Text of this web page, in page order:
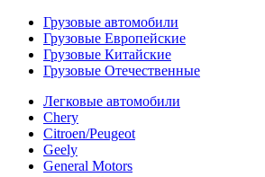
Грузовые автомобили
Грузовые Европейские
Грузовые Китайские
Грузовые Отечественные
Легковые автомобили
Chery
Citroen/Peugeot
Geely
General Motors